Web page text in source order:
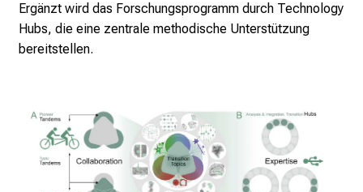
Ergänzt wird das Forschungsprogramm durch Technology
Hubs, die eine zentrale methodische Unterstützung
bereitstellen.